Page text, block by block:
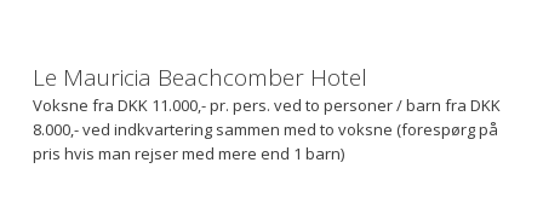
Le Mauricia Beachcomber Hotel
Voksne fra DKK 11.000,- pr. pers. ved to personer / barn fra DKK
8.000,- ved indkvartering sammen med to voksne (forespørg på
pris hvis man rejser med mere end 1 barn)